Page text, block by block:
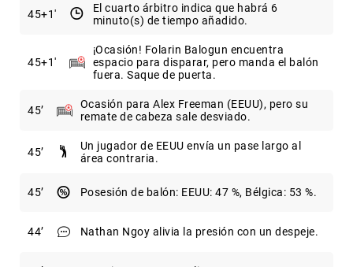
45+1
El cuarto árbitro indica que habrá 6
minuto(s) de tiempo añadido.
45+1
¡Ocasión! Folarin Balogun encuentra
espacio para disparar, pero manda el balón
fuera. Saque de puerta.
45
Ocasión para Alex Freeman (EEUU), pero su
remate de cabeza sale desviado.
45
Un jugador de EEUU envía un pase largo al
área contraria.
45 Posesión de balón: EEUU: 47 %, Bélgica: 53 %.
44 Nathan Ngoy alivia la presión con un despeje.